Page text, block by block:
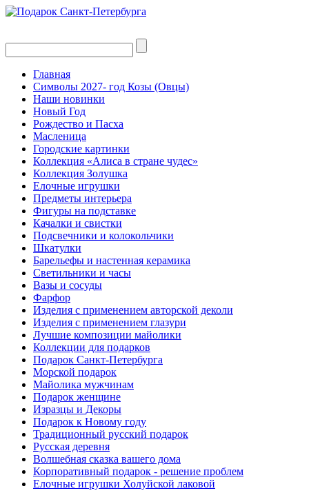
Главная
Символы 2027- год Козы (Овцы)
Наши новинки
Новый Год
Рождество и Пасха
Масленица
Городские картинки
Коллекция «Алиса в стране чудес»
Коллекция Золушка
Елочные игрушки
Предметы интерьера
Фигуры на подставке
Качалки и свистки
Подсвечники и колокольчики
Шкатулки
Барельефы и настенная керамика
Светильники и часы
Вазы и сосуды
Фарфор
Изделия с применением авторской деколи
Изделия с применением глазури
Лучшие композиции майолики
Коллекции для подарков
Подарок Санкт-Петербурга
Морской подарок
Майолика мужчинам
Подарок женщине
Изразцы и Декоры
Подарок к Новому году
Традиционный русский подарок
Русская деревня
Волшебная сказка вашего дома
Корпоративный подарок - решение проблем
Елочные игрушки Холуйской лаковой